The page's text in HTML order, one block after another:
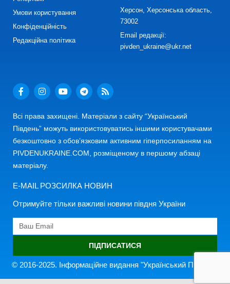
Умови користування
Конфіденційність
Редакційна політика
Херсон, Херсонська область,
73002
Email редакції:
pivden_ukraine@ukr.net
Всі права захищені. Матеріали з сайту “Український
Південь” можуть використовуватись іншими користувачами
безкоштовно з обов’язковим активним гіперпосиланням на
PIVDENUKRAINE.COM, розміщеному в першому абзаці
матеріалу.
E-MAIL РОЗСИЛКА НОВИН
Отримуйте тільки важливі новини півдня України
ПІДПИСАТИСЯ
© 2016-2025. Інформаційне видання "Український Південь"